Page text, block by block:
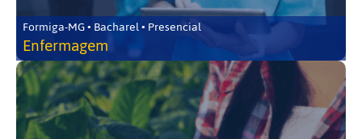
Formiga-MG • Bacharel • Presencial
Enfermagem